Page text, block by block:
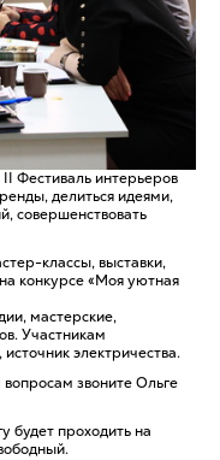
Фестиваль интерьеров
делиться идеями,
совершенствовать
классы, выставки,
конкурсе «Моя уютная
мастерские,
Участникам
электричества.
звоните Ольге
будет проходить на